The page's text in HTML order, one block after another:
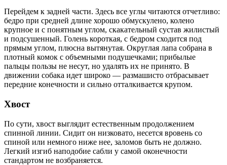
Перейдем к задней части. Здесь все углы читаются отчетливо:
бедро при средней длине хорошо обмускулено, колено
крупное и с понятным углом, скакательный сустав жилистый
и подсушенный. Голень короткая, с бедром сходится под
прямым углом, плюсна вытянутая. Округлая лапа собрана в
плотный комок с объемными подушечками; прибылые
пальцы пользы не несут, но удалять их не принято. В
движении собака идет широко — размашисто отбрасывает
передние конечности и сильно отталкивается крупом.
Хвост
По сути, хвост выглядит естественным продолжением
спинной линии. Сидит он низковато, несется вровень со
спиной или немного ниже нее, заломов быть не должно.
Легкий изгиб наподобие сабли у самой оконечности
стандартом не возбраняется.